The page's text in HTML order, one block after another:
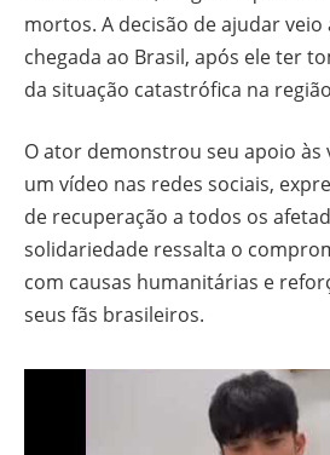
mortos. A decisão de ajudar veio
chegada ao Brasil, após ele ter
da situação catastrófica na
O ator demonstrou seu apoio às
um vídeo nas redes sociais,
de recuperação a todos os
solidariedade ressalta o
com causas humanitárias e
seus fãs brasileiros.